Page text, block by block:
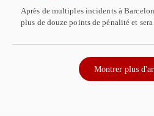
Après de multiples incidents à
plus de douze points de pénalité et
Montrer plus